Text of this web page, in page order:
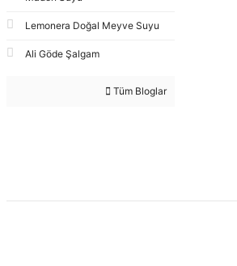
Lemonera Doğal Meyve Suyu
Ali Göde Şalgam
Tüm Bloglar